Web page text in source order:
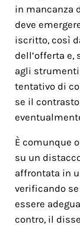
in mancanza
deve
iscritto, così
dell’offerta e,
agli
tentativo di
se il
È comunque
su un
affrontata in
verificando
essere
contro, il